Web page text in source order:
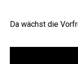
Da wächst die